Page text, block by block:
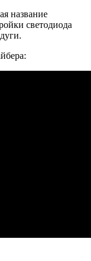
название
светодиода